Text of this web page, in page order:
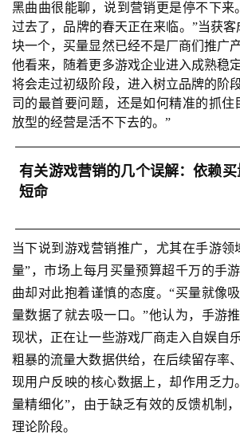
黑曲曲很能聊，说到营销更是停不下来
过去了，品牌的春天正在来临。”当获客
块一个，买量显然已经不是厂商们推广
他看来，随着更多游戏企业进入成熟稳
将会走过初级阶段，进入树立品牌的阶
司的最首要问题，还是如何精准的抓住
放型的经营是活不下去的。”
有关游戏营销的几个误解：依赖买
短命
当下说到游戏营销推广，尤其在手游领
量”，市场上每月买量预算超千万的手
曲却对此抱着谨慎的态度。“买量就像
量数据了就去吸一口。”他认为，手游
现状，正在让一些游戏厂商走入自娱自
粗暴的流量大数据供给，在后续留存率
现用户反映的核心数据上，却作用乏力
量精细化”，由于缺乏有效的反馈机制
理论阶段。